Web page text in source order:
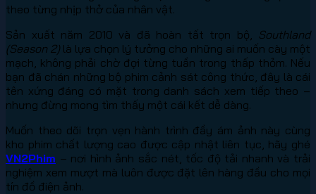
theo từng nhịp thở của nhân vật.
Sản xuất năm 2010 và đã hoàn tất trọn bộ, Southland
(Season 2) là lựa chọn lý tưởng cho những ai muốn cày một
mạch, không phải chờ đợi từng tuần trong thấp thỏm. Nếu
bạn đã chán những bộ phim cảnh sát công thức, đây là cái
tên xứng đáng có mặt trong danh sách xem tiếp theo –
nhưng đừng mong tìm thấy một cái kết dễ dàng.
Muốn theo dõi trọn vẹn hành trình đầy ám ảnh này cùng
kho phim chất lượng cao được cập nhật liên tục, hãy ghé
VN2Phim – nơi hình ảnh sắc nét, tốc độ tải nhanh và trải
nghiệm xem mượt mà luôn được đặt lên hàng đầu cho mọi
tín đồ điện ảnh.